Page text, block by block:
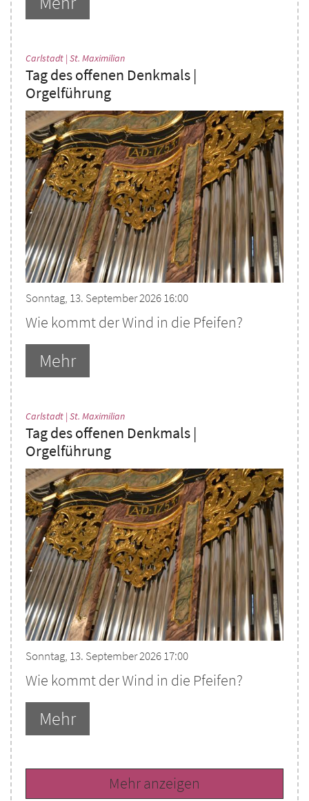
Carlstadt | St. Maximilian:
Tag des offenen Denkmals |
Orgelführung
Sonntag, 13. September 2026 16:00
Wie kommt der Wind in die Pfeifen?
Mehr
Carlstadt | St. Maximilian:
Tag des offenen Denkmals |
Orgelführung
Sonntag, 13. September 2026 17:00
Wie kommt der Wind in die Pfeifen?
Mehr
Mehr anzeigen